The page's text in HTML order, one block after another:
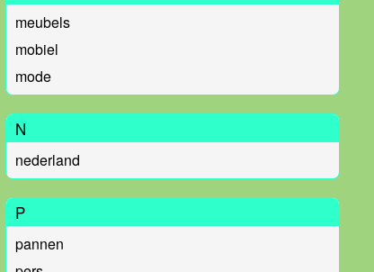
meubels
mobiel
mode
N
nederland
P
pannen